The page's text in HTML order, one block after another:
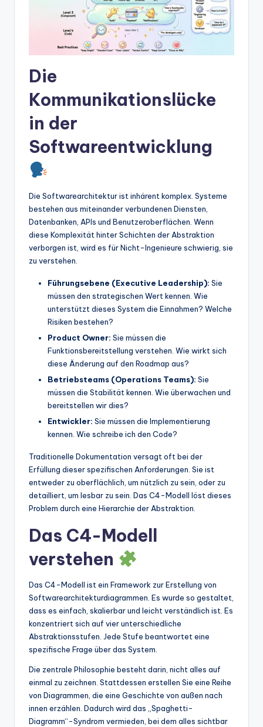
Die
Kommunikationslücke
in der
Softwareentwicklung
Die Softwarearchitektur ist inhärent komplex. Systeme
bestehen aus miteinander verbundenen Diensten,
Datenbanken, APIs und Benutzeroberflächen. Wenn
diese Komplexität hinter Schichten der Abstraktion
verborgen ist, wird es für Nicht-Ingenieure schwierig, sie
zu verstehen.
Führungsebene (Executive Leadership): Sie
müssen den strategischen Wert kennen. Wie
unterstützt dieses System die Einnahmen? Welche
Risiken bestehen?
Product Owner: Sie müssen die
Funktionsbereitstellung verstehen. Wie wirkt sich
diese Änderung auf den Roadmap aus?
Betriebsteams (Operations Teams): Sie
müssen die Stabilität kennen. Wie überwachen und
bereitstellen wir dies?
Entwickler: Sie müssen die Implementierung
kennen. Wie schreibe ich den Code?
Traditionelle Dokumentation versagt oft bei der
Erfüllung dieser spezifischen Anforderungen. Sie ist
entweder zu oberflächlich, um nützlich zu sein, oder zu
detailliert, um lesbar zu sein. Das C4-Modell löst dieses
Problem durch eine Hierarchie der Abstraktion.
Das C4-Modell
verstehen
Das C4-Modell ist ein Framework zur Erstellung von
Softwarearchitekturdiagrammen. Es wurde so gestaltet,
dass es einfach, skalierbar und leicht verständlich ist. Es
konzentriert sich auf vier unterschiedliche
Abstraktionsstufen. Jede Stufe beantwortet eine
spezifische Frage über das System.
Die zentrale Philosophie besteht darin, nicht alles auf
einmal zu zeichnen. Stattdessen erstellen Sie eine Reihe
von Diagrammen, die eine Geschichte von außen nach
innen erzählen. Dadurch wird das „Spaghetti-
Diagramm“-Syndrom vermieden, bei dem alles sichtbar